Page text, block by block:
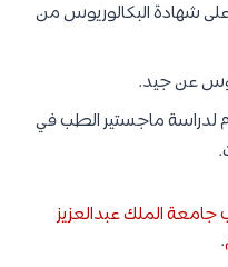
شهادة البكالوريوس من
عن جيد.
لدراسة ماجستير الطب في
الملك عبدالعزيز
.